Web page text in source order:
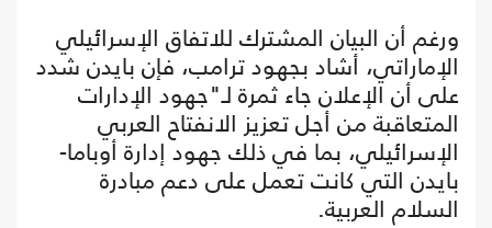
ورغم أن البيان المشترك للاتفاق الإسرائيلي
الإماراتي، أشاد بجهود ترامب، فإن بايدن شدد
على أن الإعلان جاء ثمرة لـ"جهود الإدارات
المتعاقبة من أجل تعزيز الانفتاح العربي
الإسرائيلي، بما في ذلك جهود إدارة أوباما-
بايدن التي كانت تعمل على دعم مبادرة
السلام العربية.